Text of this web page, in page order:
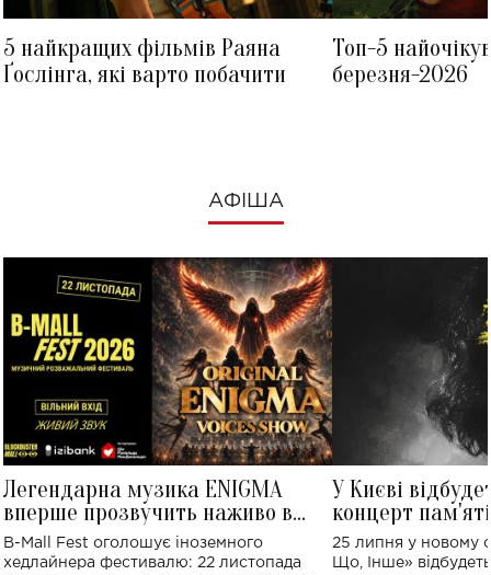
5 найкращих фільмів Раяна
Ґослінга, які варто побачити
Топ-5
березня-2026
АФІША
Легендарна музика ENIGMA
вперше прозвучить наживо в
Україні: де відбудеться концерт
B-Mall Fest оголошує іноземного
хедлайнера фестивалю: 22 листопада
У Києві
концерт
Клименка:
виконають
25 липня у новому
Що, Інше»